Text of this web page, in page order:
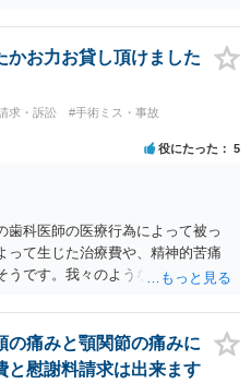
）施行されたばかりですが、 退去
台へ）に同行された上で困惑して
消費者契約法４条３項３号）も使
で消費者契約法に基づく取消権を
して様子をみるのも手かと思いま
談して、間に入ってもらうことも
診療契約の不履行又は不法行為に
ます。 慰謝料に関しては、通院慰
と思います。
かお力お貸し頂けました
求・訴訟
#手術ミス・事故
役にたった 5
歯科医師の医療行為によって被っ
って生じた治療費や、精神的苦痛
うです。我々のような弁護士に依
要だと思います。
の痛みと顎関節の痛みに
と慰謝料請求は出来ます